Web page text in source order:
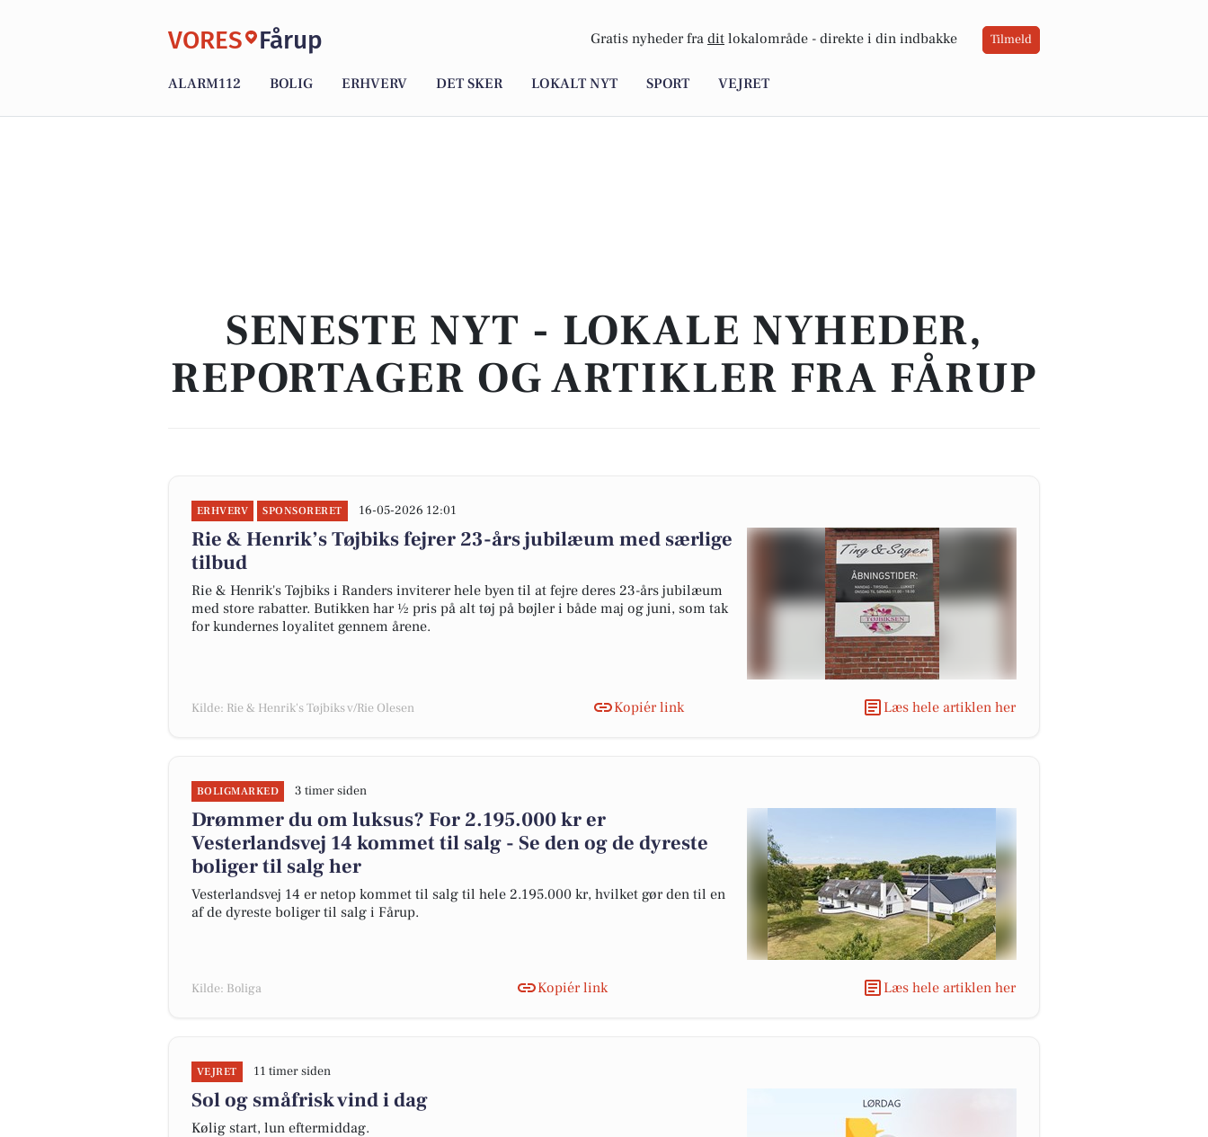
VORES Fårup Gratis nyheder fra dit lokalområde - direkte i din indbakke Tilmeld
ALARM112 BOLIG ERHVERV DET SKER LOKALT NYT SPORT VEJRET
SENESTE NYT - LOKALE NYHEDER,
REPORTAGER OG ARTIKLER FRA FÅRUP
ERHVERV SPONSORERET 16-05-2026 12:01
Rie & Henrik’s Tøjbiks fejrer 23-års jubilæum med særlige
tilbud
Rie & Henrik's Tøjbiks i Randers inviterer hele byen til at fejre deres 23-års jubilæum
med store rabatter. Butikken har ½ pris på alt tøj på bøjler i både maj og juni, som tak
for kundernes loyalitet gennem årene.
Kilde: Rie & Henrik's Tøjbiks v/Rie Olesen Kopiér link Læs hele artiklen her
BOLIGMARKED 3 timer siden
Drømmer du om luksus? For 2.195.000 kr er
Vesterlandsvej 14 kommet til salg - Se den og de dyreste
boliger til salg her
Vesterlandsvej 14 er netop kommet til salg til hele 2.195.000 kr, hvilket gør den til en
af de dyreste boliger til salg i Fårup.
Kilde: Boliga Kopiér link Læs hele artiklen her
VEJRET 11 timer siden
Sol og småfrisk vind i dag
Kølig start, lun eftermiddag.